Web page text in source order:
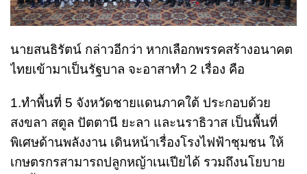
นายสนธิรัตน์ กล่าวอีกว่า หากเลือกพรรคสร้างอนาคต
ไทยเข้ามาเป็นรัฐบาล จะอาสาทำ 2 เรื่อง คือ
1.ทำพื้นที่ 5 จังหวัดชายแดนภาคใต้ ประกอบด้วย
สงขลา สตูล ปัตตานี ยะลา และนราธิวาส เป็นพื้นที่
พิเศษด้านพลังงาน เดินหน้าเรื่องโรงไฟฟ้าชุมชน ให้
เกษตรกรสามารถปลูกหญ้าเนเปียได้ รวมถึงนโยบาย